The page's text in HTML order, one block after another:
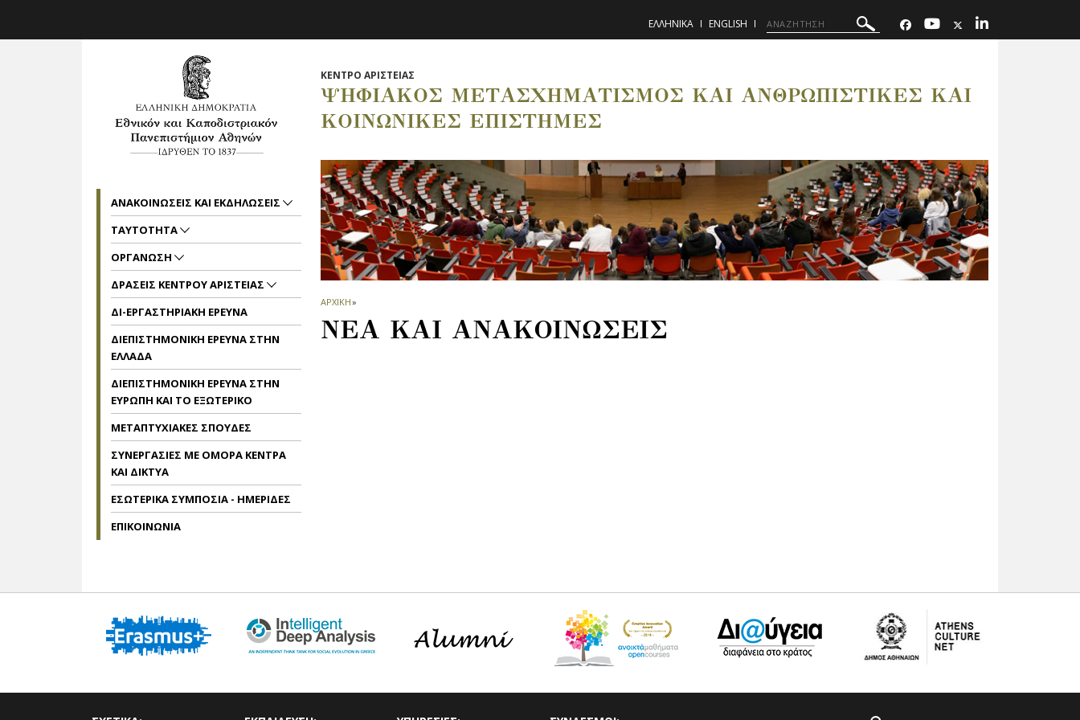
ΕΛΛΗΝΙΚΑ ENGLISH
ΚΕΝΤΡΟ ΑΡΙΣΤΕΙΑΣ
ΨΗΦΙΑΚΟΣ ΜΕΤΑΣΧΗΜΑΤΙΣΜΟΣ ΚΑΙ ΑΝΘΡΩΠΙΣΤΙΚΕΣ ΚΑΙ
ΚΟΙΝΩΝΙΚΕΣ ΕΠΙΣΤΗΜΕΣ
ΑΡΧΙΚΗ»
ΝΕΑ ΚΑΙ ΑΝΑΚΟΙΝΩΣΕΙΣ
ΑΝΑΚΟΙΝΩΣΕΙΣ ΚΑΙ ΕΚΔΗΛΩΣΕΙΣ
ΤΑΥΤΟΤΗΤΑ
ΟΡΓΑΝΩΣΗ
ΔΡΑΣΕΙΣ ΚΕΝΤΡΟΥ ΑΡΙΣΤΕΙΑΣ
ΔΙ-ΕΡΓΑΣΤΗΡΙΑΚΗ ΕΡΕΥΝΑ
ΔΙΕΠΙΣΤΗΜΟΝΙΚΗ ΕΡΕΥΝΑ ΣΤΗΝ
ΕΛΛΑΔΑ
ΔΙΕΠΙΣΤΗΜΟΝΙΚΗ ΕΡΕΥΝΑ ΣΤΗΝ
ΕΥΡΩΠΗ ΚΑΙ ΤΟ ΕΞΩΤΕΡΙΚΟ
ΜΕΤΑΠΤΥΧΙΑΚΕΣ ΣΠΟΥΔΕΣ
ΣΥΝΕΡΓΑΣΙΕΣ ΜΕ ΟΜΟΡΑ ΚΕΝΤΡΑ
ΚΑΙ ΔΙΚΤΥΑ
ΕΣΩΤΕΡΙΚΑ ΣΥΜΠΟΣΙΑ - ΗΜΕΡΙΔΕΣ
ΕΠΙΚΟΙΝΩΝΙΑ